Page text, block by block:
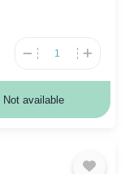
Not available